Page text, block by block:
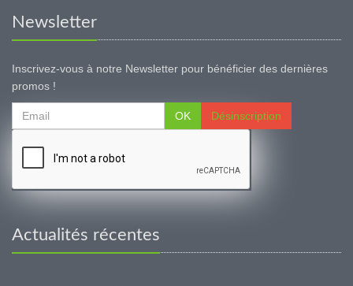
Newsletter
Inscrivez-vous à notre Newsletter pour bénéficier des dernières
promos !
OK Désinscription
Actualités récentes